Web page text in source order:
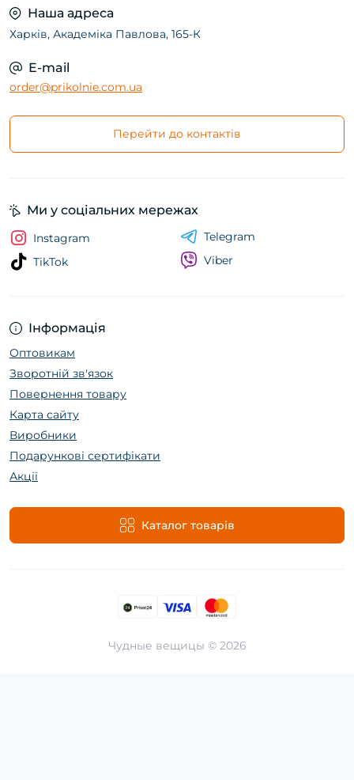
Наша адреса
Харків, Академіка Павлова, 165-К
E-mail
order@prikolnie.com.ua
Перейти до контактів
Інформація
Оптовикам
Зворотній зв'язок
Повернення товару
Карта сайту
Виробники
Подарункові сертифікати
Акції
Каталог товарів
Ми у соціальних мережах
Instagram
TikTok
Telegram
Viber
Чудные вещицы © 2026